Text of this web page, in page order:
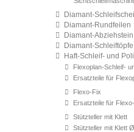
Diamant-
Diamant-Rundfeilen
Diamant-Abziehstein
Diamant-Schleiftöpfe
Haft-Schleif- und
Flexoplan-Schleif-
Ersatzteile für
Flexo-Fix
Ersatzteile für
Stützteller mit Klett
Stützteller mit Klett